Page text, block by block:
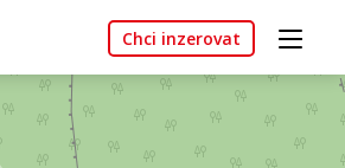
Chci inzerovat